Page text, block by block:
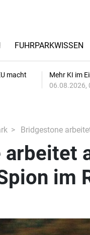
FUHRPARKWISSEN
macht
Mehr KI im
06.08.2026,
Bridgestone
im